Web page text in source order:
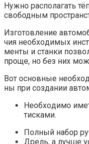
Нуж­но рас­по­ла­гать
сво­бод­ным
Изго­тов­ле­ние
чия необ­хо­ди­мых
мен­ты и стан­ки
про­ще, но без них
Вот основ­ные
ны при созда­нии
Необ­хо­ди­мо
тисками.
Пол­ный набор
Дрель, а луч­ше